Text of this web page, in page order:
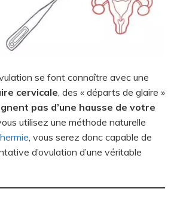
se font connaître avec une
cervicale, des « départs de glaire »
pas d’une hausse de votre
utilisez une méthode naturelle
, vous serez donc capable de
d’ovulation d’une véritable